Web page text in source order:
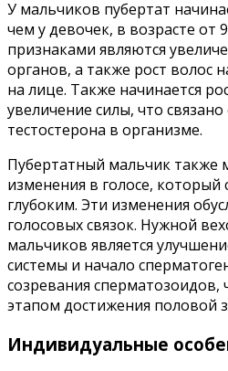
У мальчиков пубертат
чем у девочек, в возрасте от
признаками являются
органов, а также рост волос
на лице. Также начинается
увеличение силы, что
тестостерона в организме.
Пубертатный мальчик также
изменения в голосе, который
глубоким. Эти изменения
голосовых связок. Нужной
мальчиков является
системы и начало
созревания сперматозоидов,
этапом достижения половой
Индивидуальные